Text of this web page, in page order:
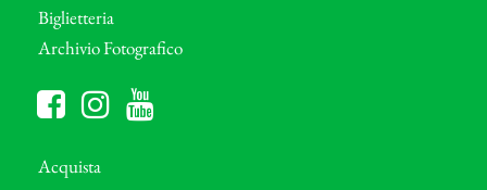
Biglietteria
Archivio Fotografico
Acquista